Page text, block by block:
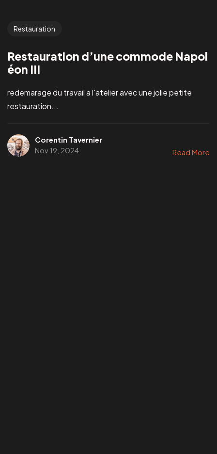
Restauration
Restauration d’une commode Napol
éon III
redemarage du travail a l'atelier avec une jolie petite
restauration...
Corentin Tavernier
Nov 19, 2024
Read More